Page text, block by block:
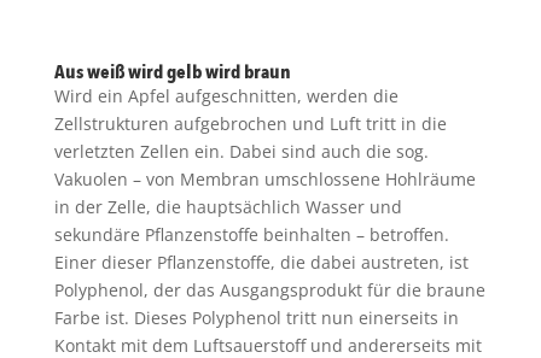
Aus weiß wird gelb wird braun
Wird ein Apfel aufgeschnitten, werden die
Zellstrukturen aufgebrochen und Luft tritt in die
verletzten Zellen ein. Dabei sind auch die sog.
Vakuolen – von Membran umschlossene Hohlräume
in der Zelle, die hauptsächlich Wasser und
sekundäre Pflanzenstoffe beinhalten – betroffen.
Einer dieser Pflanzenstoffe, die dabei austreten, ist
Polyphenol, der das Ausgangsprodukt für die braune
Farbe ist. Dieses Polyphenol tritt nun einerseits in
Kontakt mit dem Luftsauerstoff und andererseits mit